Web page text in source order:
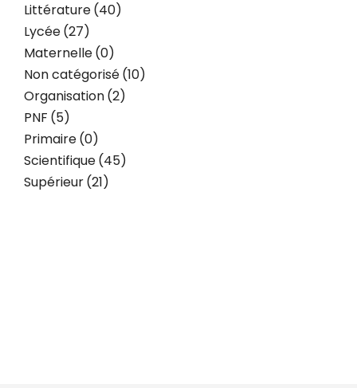
Littérature(40)
Lycée(27)
Maternelle(0)
Non catégorisé(10)
Organisation(2)
PNF (5)
Primaire(0)
Scientifique(45)
Supérieur(21)